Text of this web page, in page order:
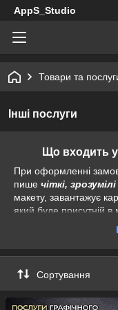
AppS_Studio
Товари та
Інші послуги
Що входить у
При оформленні
пише чіткі,
макету, завантажує
який буде присутній в
короткий ознайомчий
- Тип: JPG, PNG,
- рздільна здатність
Сортування